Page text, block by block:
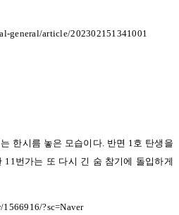
general/article/202302151341001
한시름 놓은 모습이다. 반면 1호 탄생을
11번가는 또 다시 긴 숨 참기에 돌입하게
?sc=Naver